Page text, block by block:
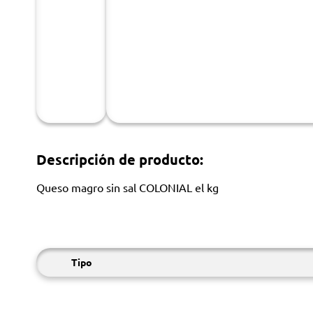
Descripción de producto:
Queso magro sin sal COLONIAL el kg
Tipo